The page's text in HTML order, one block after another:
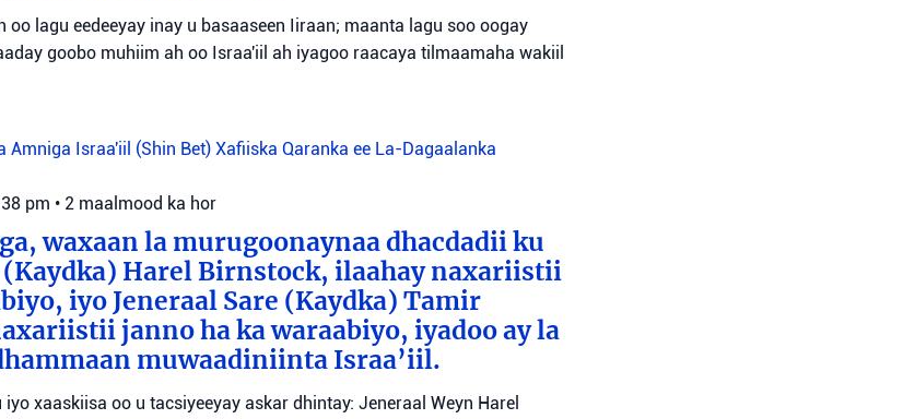
oo lagu eedeeyay inay u basaaseen Iiraan; maanta lagu soo oogay
goobo muhiim ah oo Israa'iil ah iyagoo raacaya tilmaamaha wakiil
Amniga Israa'iil (Shin Bet) Xafiiska Qaranka ee La-Dagaalanka
pm • 2 maalmood ka hor
waxaan la murugoonaynaa dhacdadii ku
(Kaydka) Harel Birnstock, ilaahay naxariistii
iyo Jeneraal Sare (Kaydka) Tamir
janno ha ka waraabiyo, iyadoo ay la
muwaadiniinta Israa’iil.
xaaskiisa oo u tacsiyeeyay askar dhintay: Jeneraal Weyn Harel